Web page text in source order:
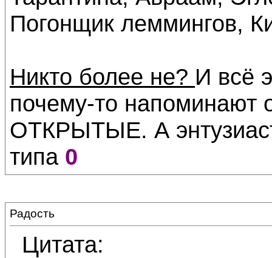
Погонщик леммингов,
Никто более не? И всё
почему-то напоминают
ОТКРЫТЫЕ. А
типа 0
Радость
Цитата: